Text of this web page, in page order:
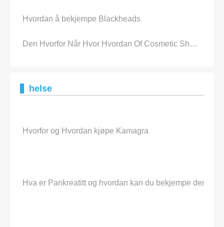
Hvordan å bekjempe Blackheads
Den Hvorfor Når Hvor Hvordan Of Cosmetic Shopping
helse
Hvorfor og Hvordan kjøpe Kamagra
Hva er Pankreatitt og hvordan kan du bekjempe den